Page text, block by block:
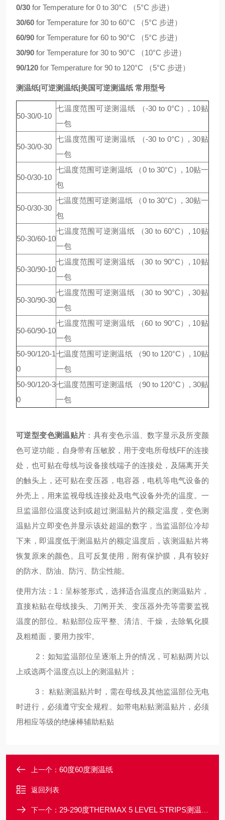
0/30 for Temperature for 0 to 30°C （5°C 步进）
30/60 for Temperature for 30 to 60°C （5°C 步进）
60/90 for Temperature for 60 to 90°C （5°C 步进）
30/90 for Temperature for 30 to 90°C （10°C 步进）
90/120 for Temperature for 90 to 120°C （5°C 步进）
测温纸|可逆测温纸|美国可逆测温纸 常用型号
50-30/0-10
七温度范围可逆测温纸 （-30 to 0°C）, 10贴
一包
50-30/0-30
七温度范围可逆测温纸 （-30 to 0°C）, 30贴
一包
50-0/30-10
七温度范围可逆测温纸 （0 to 30°C）, 10贴一
包
50-0/30-30
七温度范围可逆测温纸 （0 to 30°C）, 30贴一
包
50-30/60-10
七温度范围可逆测温纸 （30 to 60°C）, 10贴
一包
50-30/90-10
七温度范围可逆测温纸 （30 to 90°C）, 10贴
一包
50-30/90-30
七温度范围可逆测温纸 （30 to 90°C）, 30贴
一包
50-60/90-10
七温度范围可逆测温纸 （60 to 90°C）, 10贴
一包
50-90/120-1
0
七温度范围可逆测温纸 （90 to 120°C）, 10贴
一包
50-90/120-3
0
七温度范围可逆测温纸 （90 to 120°C）, 30贴
一包
可逆型变色测温贴片 ：具有变色示温、数字显示及所变颜
色可逆功能，自身带有压敏胶，用于变电所母线FF的连接
处，也可贴在母线与设备接线端子的连接处，及隔离开关
的触头上，还可贴在变压器，电容器，电机等电气设备的
外壳上，用来监视母线连接处及电气设备外壳的温度。一
旦监温部位温度达到或超过测温贴片的额定温度，变色测
温贴片立即变色并显示该处超温的数字，当监温部位冷却
下来，即温度低于测温贴片的额定温度后，该测温贴片将
恢复原来的颜色。且可反复使用，附有保护膜，具有较好
的防水、防油、防污、防尘性能。
使用方法：1：呈标签形式，选择适合温度点的测温贴片，
直接粘贴在母线接头、刀闸开关、变压器外壳等需要监视
温度的部位。粘贴部位应平整、清洁、干燥，去除氧化膜
及粗糙面，要用力按牢。
2：如知监温部位呈逐渐上升的情况，可粘贴两片以
上或选两个温度点以上的测温贴片；
3： 粘贴测温贴片时，需在母线及其他监温部位无电
时进行，必须遵守安全规程。如带电粘贴测温贴片，必须
用相应等级的绝缘棒辅助粘贴
上一个： 60度60度测温纸
返回列表
下一个： 29-290度THERMAX 5 LEVEL STRIPS测温试纸